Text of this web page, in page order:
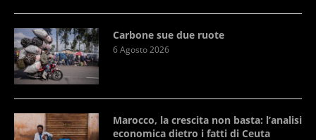
Carbone sue due ruote
6 Agosto 2026
Marocco, la crescita non basta: l’analisi
economica dietro i fatti di Ceuta